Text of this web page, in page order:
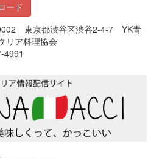
ード
東京都渋谷区渋谷2-4-7 YK青
リア料理協会
4991